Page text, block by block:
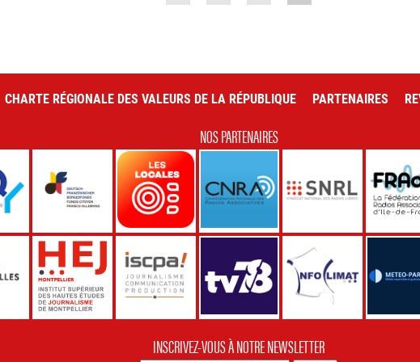
CHARTE RÉGIONALE DES VALEURS DE LA RÉPUBLIQUE PARTENAIRES
NOS PARTENAIRES
INSCRIVEZ-VOUS À NOTRE NEWSLETTER